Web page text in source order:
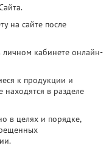
на сайте после
кабинете онлайн-
к продукции и
находятся в разделе
в целях и порядке,